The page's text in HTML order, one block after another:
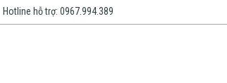
Hotline hỗ trợ: 0967.994.389